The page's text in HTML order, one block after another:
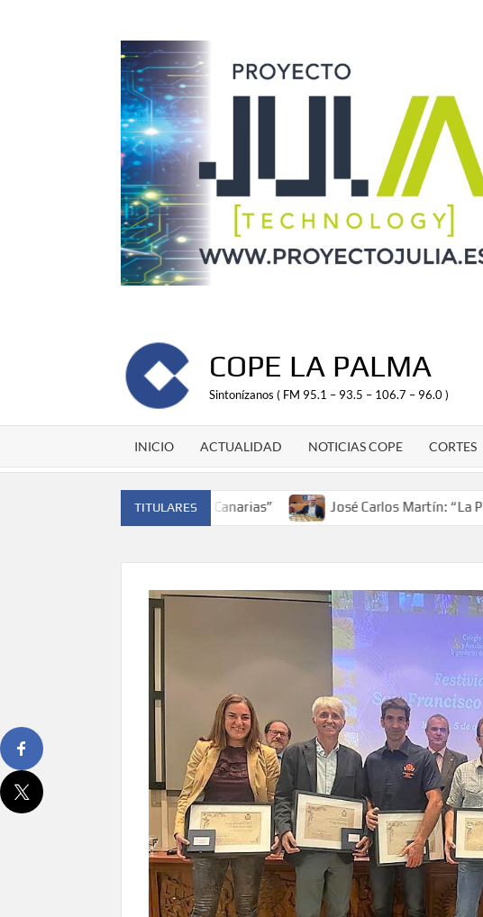
COPE LA PALMA
Sintonízanos ( FM 95.1 – 93.5 – 106.7 – 96.0 )
INICIO ACTUALIDAD NOTICIAS COPE CORTES
TITULARES
y traer el cinturón a Canarias” José Carlos Martín: “La Palma